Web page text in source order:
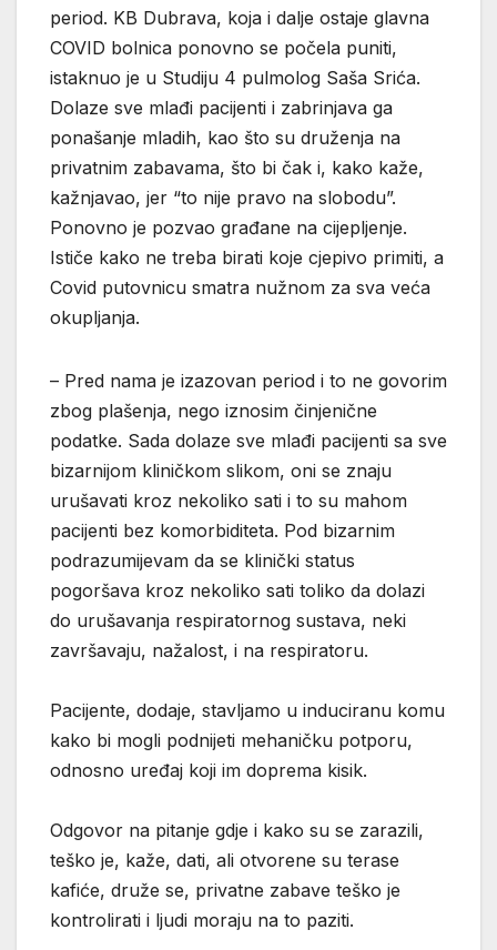
period. KB Dubrava, koja i dalje ostaje glavna
COVID bolnica ponovno se počela puniti,
istaknuo je u Studiju 4 pulmolog Saša Srića.
Dolaze sve mlađi pacijenti i zabrinjava ga
ponašanje mladih, kao što su druženja na
privatnim zabavama, što bi čak i, kako kaže,
kažnjavao, jer “to nije pravo na slobodu”.
Ponovno je pozvao građane na cijepljenje.
Ističe kako ne treba birati koje cjepivo primiti, a
Covid putovnicu smatra nužnom za sva veća
okupljanja.
– Pred nama je izazovan period i to ne govorim
zbog plašenja, nego iznosim činjenične
podatke. Sada dolaze sve mlađi pacijenti sa sve
bizarnijom kliničkom slikom, oni se znaju
urušavati kroz nekoliko sati i to su mahom
pacijenti bez komorbiditeta. Pod bizarnim
podrazumijevam da se klinički status
pogoršava kroz nekoliko sati toliko da dolazi
do urušavanja respiratornog sustava, neki
završavaju, nažalost, i na respiratoru.
Pacijente, dodaje, stavljamo u induciranu komu
kako bi mogli podnijeti mehaničku potporu,
odnosno uređaj koji im doprema kisik.
Odgovor na pitanje gdje i kako su se zarazili,
teško je, kaže, dati, ali otvorene su terase
kafiće, druže se, privatne zabave teško je
kontrolirati i ljudi moraju na to paziti.